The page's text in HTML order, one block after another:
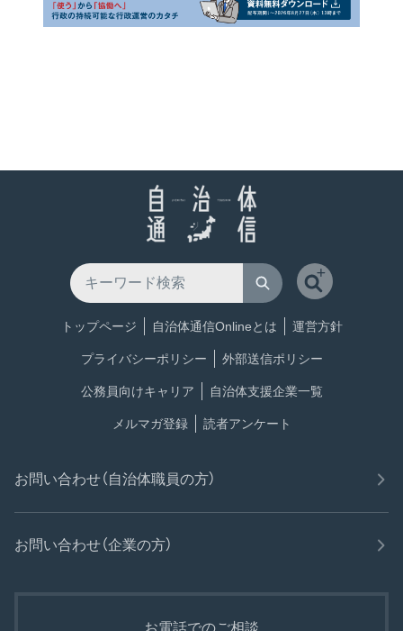
トップページ 自治体通信Onlineとは 運営方針
プライバシーポリシー 外部送信ポリシー
公務員向けキャリア 自治体支援企業一覧
メルマガ登録 読者アンケート
お問い合わせ（自治体職員の方）
お問い合わせ（企業の方）
お電話でのご相談